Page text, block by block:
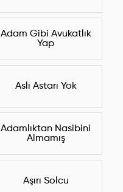
Adam Gibi Avukatlık
Yap
Aslı Astarı Yok
Adamlıktan Nasibini
Almamış
Aşırı Solcu